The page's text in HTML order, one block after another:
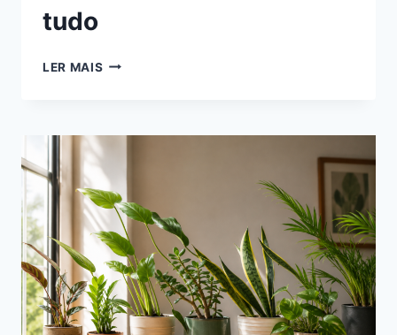
tudo
LER MAIS MINHA
MAS
COMO
RECUPERAR
O
VISUAL
SEM
REPLANTAR
TUDO